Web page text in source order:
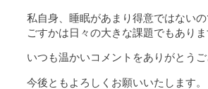
私自身、睡眠があまり得意ではない
ごすかは日々の大きな課題でもありま
いつも温かいコメントをありがとうご
今後ともよろしくお願いいたします。